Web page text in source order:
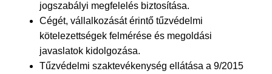
jogszabályi megfelelés biztosítása.
Cégét, vállalkozását érintő tűzvédelmi
kötelezettségek felmérése és megoldási
javaslatok kidolgozása.
Tűzvédelmi szaktevékenység ellátása a 9/2015